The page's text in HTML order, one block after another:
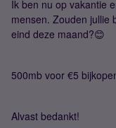
Ik ben nu op vakantie
mensen. Zouden jullie
eind deze maand?😊
500mb voor €5
Alvast bedankt!